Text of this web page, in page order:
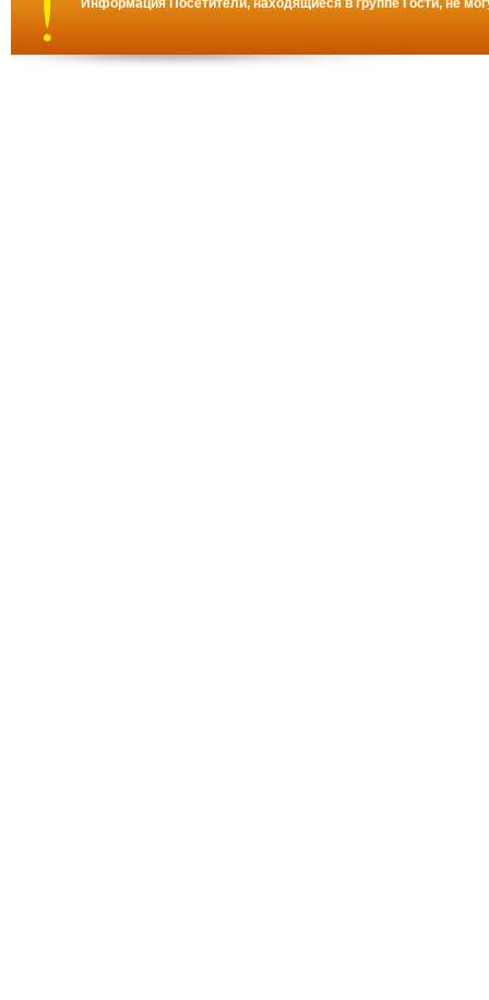
Информация Посетители, находящиеся в группе Гости, не